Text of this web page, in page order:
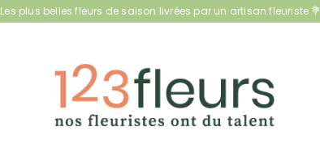
Les plus belles fleurs de saison livrées par un artisan fleuriste 💐